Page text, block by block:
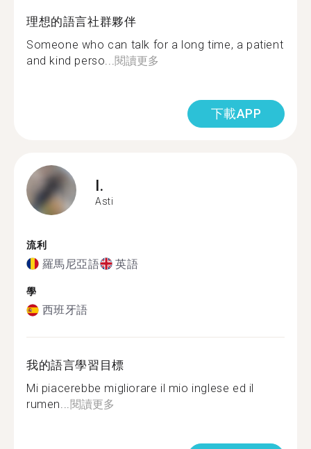
理想的語言社群夥伴
Someone who can talk for a long time, a patient
and kind perso...閱讀更多
下載APP
I.
Asti
流利
羅馬尼亞語 英語
學
西班牙語
我的語言學習目標
Mi piacerebbe migliorare il mio inglese ed il
rumen...閱讀更多